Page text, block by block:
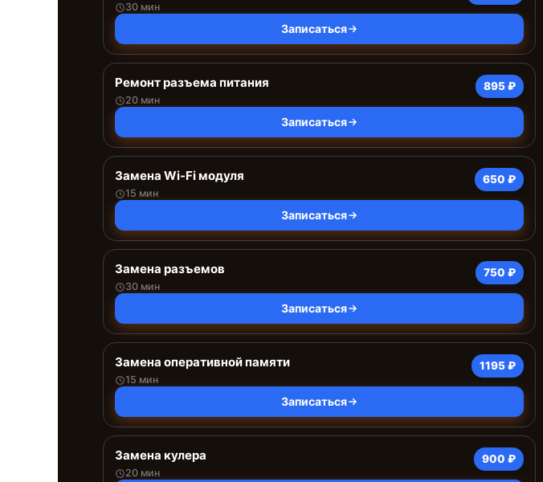
30 мин
Записаться
Ремонт разъема питания
20 мин
895 ₽
Записаться
Замена Wi-Fi модуля
15 мин
650 ₽
Записаться
Замена разъемов
30 мин
750 ₽
Записаться
Замена оперативной памяти
15 мин
1195 ₽
Записаться
Замена кулера
20 мин
900 ₽